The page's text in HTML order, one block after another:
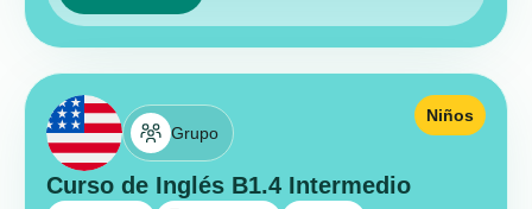
Grupo
Curso de Inglés B1.4 Intermedio
Niños